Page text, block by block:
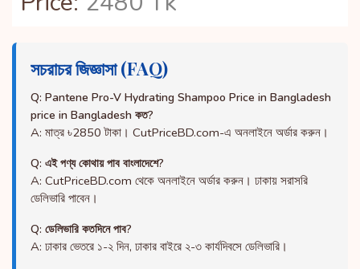
সচরাচর জিজ্ঞাসা (FAQ)
Q: Pantene Pro-V Hydrating Shampoo Price in Bangladesh
price in Bangladesh কত?
A: মাত্র ৳2850 টাকা। CutPriceBD.com-এ অনলাইনে অর্ডার করুন।
Q: এই পণ্য কোথায় পাব বাংলাদেশে?
A: CutPriceBD.com থেকে অনলাইনে অর্ডার করুন। ঢাকায় সরাসরি
ডেলিভারি পাবেন।
Q: ডেলিভারি কতদিনে পাব?
A: ঢাকার ভেতরে ১-২ দিন, ঢাকার বাইরে ২-৩ কার্যদিবসে ডেলিভারি।